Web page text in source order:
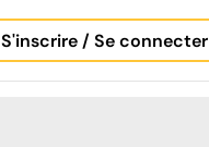
S'inscrire / Se connecter